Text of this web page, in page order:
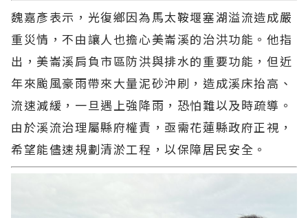
魏嘉彥表示，光復鄉因為馬太鞍堰塞湖溢流造成嚴
重災情，不由讓人也擔心美崙溪的治洪功能。他指
出，美崙溪肩負市區防洪與排水的重要功能，但近
年來颱風豪雨帶來大量泥砂沖刷，造成溪床抬高、
流速減緩，一旦遇上強降雨，恐怕難以及時疏導。
由於溪流治理屬縣府權責，亟需花蓮縣政府正視，
希望能儘速規劃清淤工程，以保障居民安全。